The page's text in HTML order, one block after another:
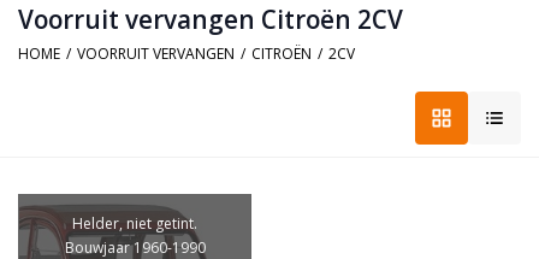
Voorruit vervangen Citroën 2CV
HOME / VOORRUIT VERVANGEN / CITROËN / 2CV
Helder, niet getint.
Bouwjaar 1960-1990